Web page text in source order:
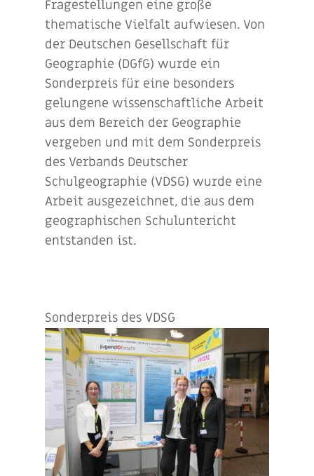
Fragestellungen eine große
thematische Vielfalt aufwiesen. Von
der Deutschen Gesellschaft für
Geographie (DGfG) wurde ein
Sonderpreis für eine besonders
gelungene wissenschaftliche Arbeit
aus dem Bereich der Geographie
vergeben und mit dem Sonderpreis
des Verbands Deutscher
Schulgeographie (VDSG) wurde eine
Arbeit ausgezeichnet, die aus dem
geographischen Schuluntericht
entstanden ist.
Sonderpreis des VDSG